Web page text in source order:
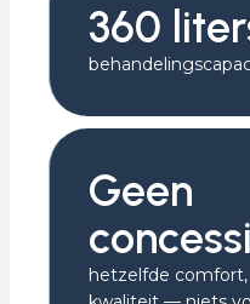
360
Geen
hetzelfde